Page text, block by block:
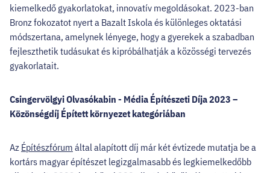
kiemelkedő gyakorlatokat, innovatív megoldásokat. 2023-ban
Bronz fokozatot nyert a Bazalt Iskola és különleges oktatási
módszertana, amelynek lényege, hogy a gyerekek a szabadban
fejleszthetik tudásukat és kipróbálhatják a közösségi tervezés
gyakorlatait.
Csingervölgyi Olvasókabin - Média Építészeti Díja 2023 –
Közönségdíj Épített környezet kategóriában
Az Építészfórum által alapított díj már két évtizede mutatja be a
kortárs magyar építészet legizgalmasabb és legkiemelkedőbb